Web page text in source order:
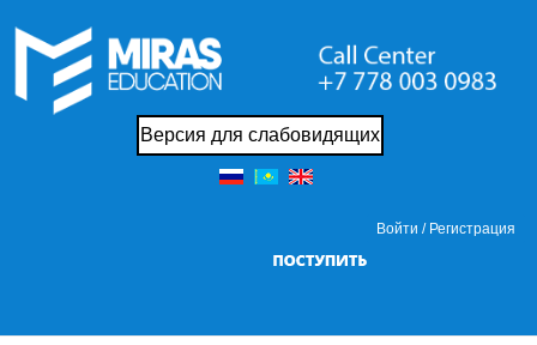
Версия для слабовидящих
Войти / Регистрация